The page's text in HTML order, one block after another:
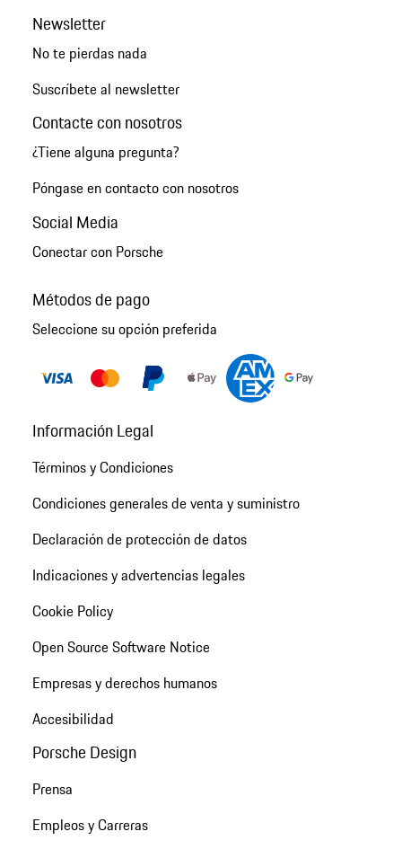
Newsletter
No te pierdas nada
Suscríbete al newsletter
Contacte con nosotros
¿Tiene alguna pregunta?
Póngase en contacto con nosotros
Social Media
Conectar con Porsche
Métodos de pago
Seleccione su opción preferida
Información Legal
Términos y Condiciones
Condiciones generales de venta y suministro
Declaración de protección de datos
Indicaciones y advertencias legales
Cookie Policy
Open Source Software Notice
Empresas y derechos humanos
Accesibilidad
Porsche Design
Prensa
Empleos y Carreras